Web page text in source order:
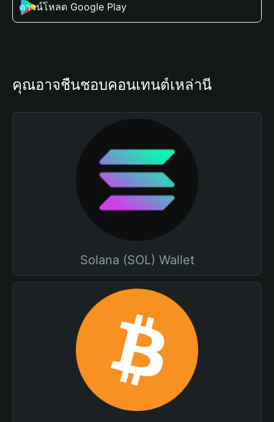
ดาวน์โหลด Google Play
คุณอาจชื่นชอบคอนเทนต์เหล่านี้
Solana (SOL) Wallet